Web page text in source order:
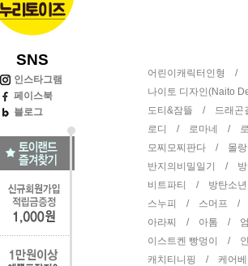
SNS
인스타그램
페이스북
블로그
어린이캐릭터인형 /
나이토 디자인(Naito
도티&잠뜰 / 드래
로디 / 로마네 /
모찌모찌판다 / 몰
반지의비밀일기 /
비트파티 / 방탄소
스누피 / 스머프 /
아라찌 / 아톰 /
이스트켄 빵멍이 /
캐치티니핑 / 케어